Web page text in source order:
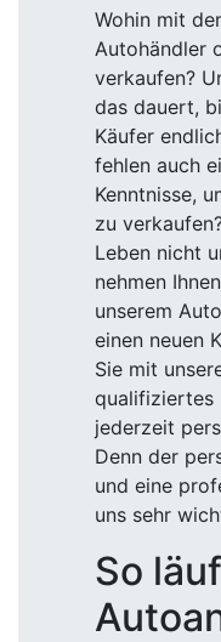
Wohin mit
Autohändler
verkaufen?
das dauert,
Käufer
fehlen auch
Kenntnisse,
zu
Leben nicht
nehmen
unserem
einen neuen
Sie mit
qualifiziertes
jederzeit
Denn der
und eine
uns sehr
So